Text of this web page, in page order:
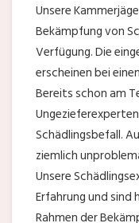
Unsere
Bekämpfung von
Verfügung. Die
erscheinen bei
Bereits schon am
Schädlingsbefall.
ziemlich
Unsere
Erfahrung und
Rahmen der